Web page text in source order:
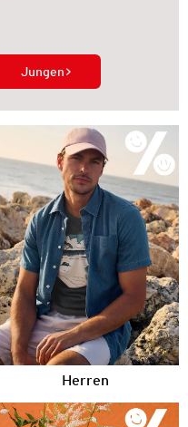
Jungen
Herren